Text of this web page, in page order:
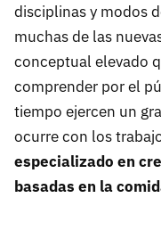
disciplinas y modos
muchas de las
conceptual elevado
comprender por el
tiempo ejercen un
ocurre con los
especializado en
basadas en la